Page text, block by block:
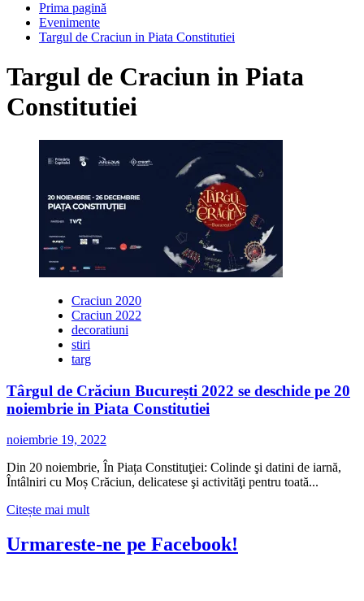
Prima pagină
Evenimente
Targul de Craciun in Piata Constitutiei
Targul de Craciun in Piata
Constitutiei
Craciun 2020
Craciun 2022
decoratiuni
stiri
targ
Târgul de Crăciun București 2022 se deschide pe 20
noiembrie in Piata Constitutiei
noiembrie 19, 2022
Din 20 noiembrie, În Piața Constituţiei: Colinde şi datini de iarnă,
Întâlniri cu Moș Crăciun, delicatese şi activităţi pentru toată...
Citește mai multCitește
despre
Urmareste-ne pe Facebook!